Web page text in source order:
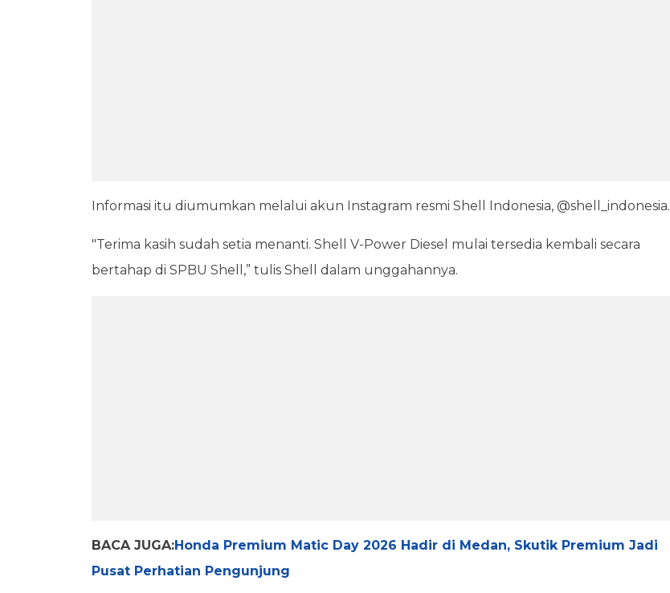
Informasi itu diumumkan melalui akun Instagram resmi Shell Indonesia, @shell_indonesia.
"Terima kasih sudah setia menanti. Shell V-Power Diesel mulai tersedia kembali secara
bertahap di SPBU Shell,” tulis Shell dalam unggahannya.
BACA JUGA:Honda Premium Matic Day 2026 Hadir di Medan, Skutik Premium Jadi
Pusat Perhatian Pengunjung